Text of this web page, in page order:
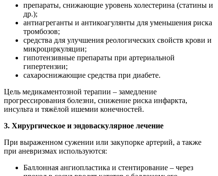
препараты, снижающие уровень холестерина (статины и
др.);
антиагреганты и антикоагулянты для уменьшения риска
тромбозов;
средства для улучшения реологических свойств крови и
микроциркуляции;
гипотензивные препараты при артериальной
гипертензии;
сахароснижающие средства при диабете.
Цель медикаментозной терапии – замедление
прогрессирования болезни, снижение риска инфаркта,
инсульта и тяжёлой ишемии конечностей.
3. Хирургическое и эндоваскулярное лечение
При выраженном сужении или закупорке артерий, а также
при аневризмах используются:
Баллонная ангиопластика и стентирование – через